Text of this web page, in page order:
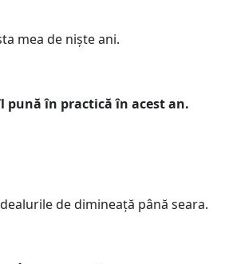
mea de niște ani.
pună în practică în acest an.
de dimineață până seara.